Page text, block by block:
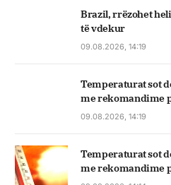
Brazil, rrëzohet
të vdekur
09.08.2026, 14:19
Temperaturat sot
me rekomandime
09.08.2026, 14:19
Temperaturat sot
me rekomandime